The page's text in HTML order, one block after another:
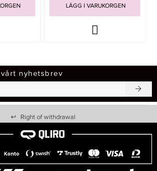
LÄGG I VARUKORGEN
nyhetsbrev
↩ Right of withdrawal